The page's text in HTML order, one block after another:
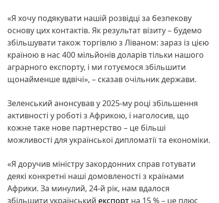
«Я хочу подякувати нашій розвідці за безпекову
основу цих контактів. Як результат візиту – будемо
збільшувати також торгівлю з Ліваном: зараз із цією
країною в нас 400 мільйонів доларів тільки нашого
аграрного експорту, і ми готуємося збільшити
щонайменше вдвічі», – сказав очільник держави.
Зеленський анонсував у 2025-му році збільшення
активності у роботі з Африкою, і наголосив, що
кожне таке нове партнерство – це більші
можливості для української дипломатії та економіки.
«Я доручив міністру закордонних справ готувати
деякі конкретні наші домовленості з країнами
Африки. За минулий, 24-й рік, нам вдалося
збільшити український експорт на 15 % – це плюс